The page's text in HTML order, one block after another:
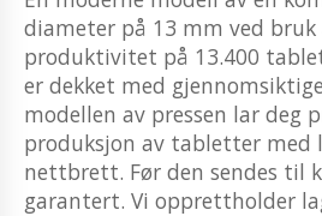
diameter på 13 mm ved
produktivitet på 13.400
er dekket med
modellen av pressen lar deg
produksjon av tabletter med
nettbrett. Før den sendes til
garantert. Vi opprettholder